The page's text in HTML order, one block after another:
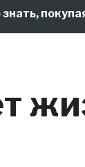
покупая